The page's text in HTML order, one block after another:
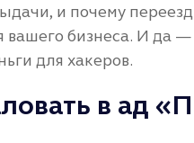
и почему
бизнеса. И да
для хакеров.
в ад